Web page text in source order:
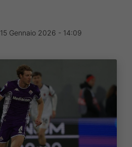
15 Gennaio 2026 - 14:09